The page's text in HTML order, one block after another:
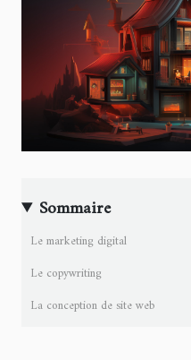
Sommaire
Le marketing digital
Le copywriting
La conception de site web